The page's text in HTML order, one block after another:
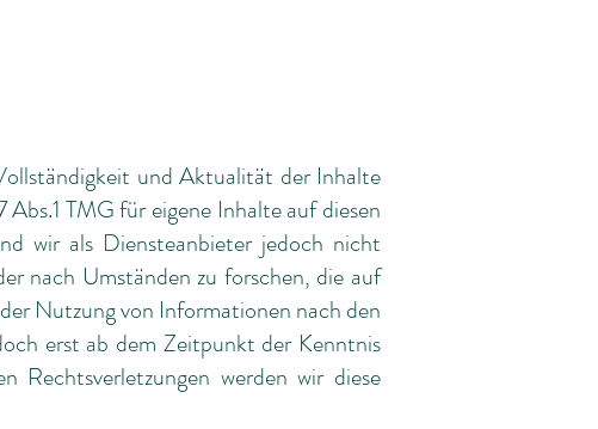
und Aktualität der Inhalte
TMG für eigene Inhalte auf diesen
wir als Diensteanbieter jedoch nicht
nach Umständen zu forschen, die auf
Nutzung von Informationen nach den
erst ab dem Zeitpunkt der Kenntnis
Rechtsverletzungen werden wir diese